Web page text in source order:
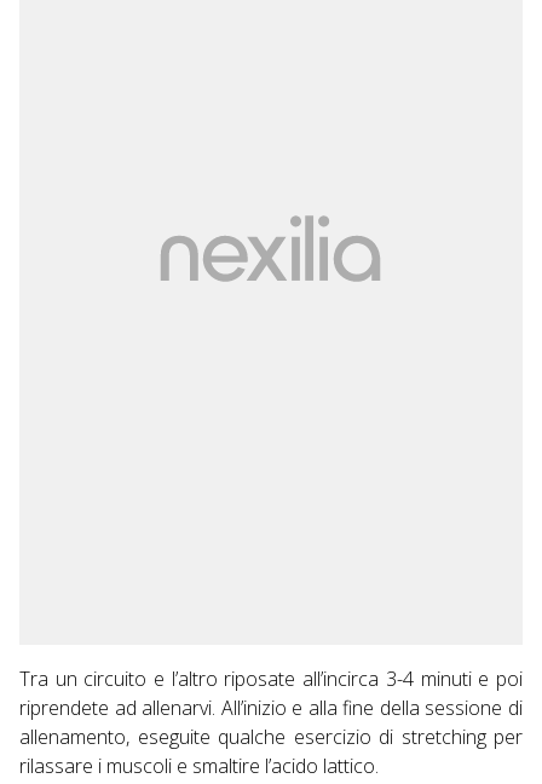
Tra un circuito e l’altro riposate all’incirca 3-4 minuti e poi
riprendete ad allenarvi. All’inizio e alla fine della sessione di
allenamento, eseguite qualche esercizio di stretching per
rilassare i muscoli e smaltire l’acido lattico.